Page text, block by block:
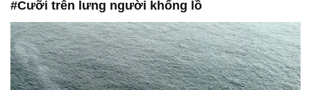
#Cưỡi trên lưng người khổng lồ